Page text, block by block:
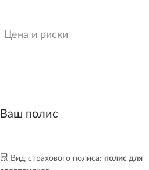
Цена и риски
Ваш полис
Вид страхового полиса: полис для